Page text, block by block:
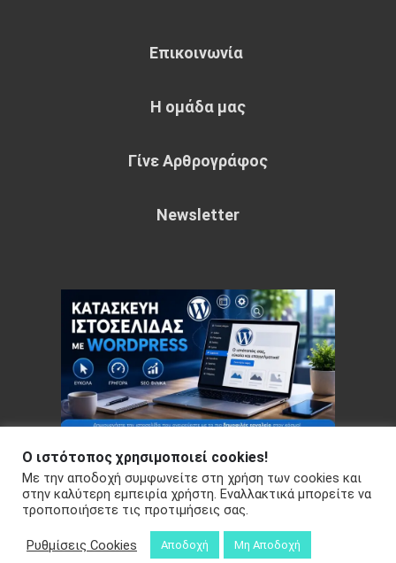
Επικοινωνία
Η ομάδα μας
Γίνε Αρθρογράφος
Newsletter
Copyright © 2026 Your e-articles - WordPress Theme : by
Sparkle Themes Πολιτική Απορρήτου
Ο ιστότοπος χρησιμοποιεί cookies!
Με την αποδοχή συμφωνείτε στη χρήση των cookies και
στην καλύτερη εμπειρία χρήστη. Εναλλακτικά μπορείτε να
τροποποιήσετε τις προτιμήσεις σας.
Ρυθμίσεις Cookies Αποδοχή Μη Αποδοχή